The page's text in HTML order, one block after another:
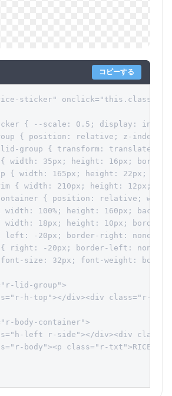
コピーする
sticker"
{ --scale: 0.5; display:
{ position: relative; z-index:
group { transform: translateY(-
width: 35px; height: 16px;
{ width: 165px; height: 22px;
{ width: 210px; height: 12px;
{ position: relative;
width: 100%; height: 160px;
width: 18px; height: 10px;
left: -20px; border-right: none;
right: -20px; border-left: none;
size: 32px; font-weight:
lid-group">
h-top"></div><div class="r-
body-container">
left r-side"></div><div
body"><p class="r-txt">RICE</